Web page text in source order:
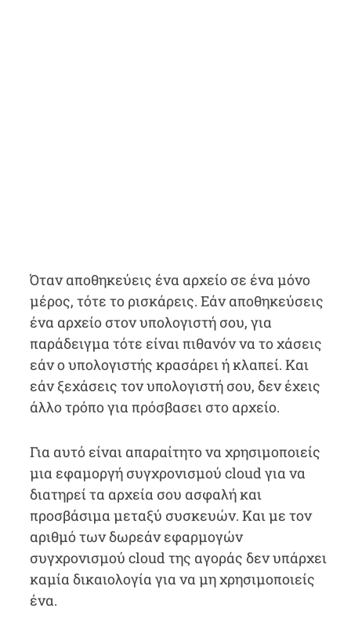
Όταν αποθηκεύεις ένα αρχείο σε ένα μόνο
μέρος, τότε το ρισκάρεις. Εάν αποθηκεύσεις
ένα αρχείο στον υπολογιστή σου, για
παράδειγμα τότε είναι πιθανόν να το χάσεις
εάν ο υπολογιστής κρασάρει ή κλαπεί. Και
εάν ξεχάσεις τον υπολογιστή σου, δεν έχεις
άλλο τρόπο για πρόσβασει στο αρχείο.
Για αυτό είναι απαραίτητο να χρησιμοποιείς
μια εφαμοργή συγχρονισμού cloud για να
διατηρεί τα αρχεία σου ασφαλή και
προσβάσιμα μεταξύ συσκευών. Και με τον
αριθμό των δωρεάν εφαρμογών
συγχρονισμού cloud της αγοράς δεν υπάρχει
καμία δικαιολογία για να μη χρησιμοποιείς
ένα.